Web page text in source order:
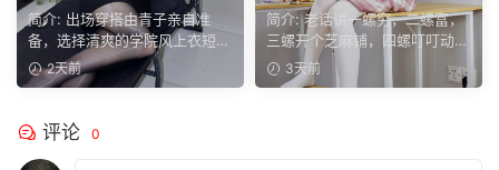
备】来看青子亲自准备的整套
穿搭，经典学院风上身，这套
上身效果很合意。
简介: 出场穿搭由青子亲自准
备，选择清爽的学院风上衣短
裙。两双同款材质的袜子，...
2天前
传】提起手指螺纹的老话，不
少人小时候都听过，大家还能
回忆起几句？
简介: 老话讲一螺穷，二螺富，
三螺开个芝麻铺，四螺叮叮动，
五螺挑屎桶。和双双聊...
3天前
评论 0